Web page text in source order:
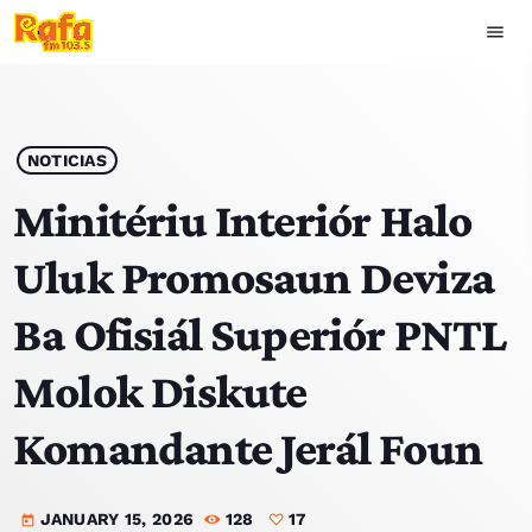
menu
play_arrow OUVIR RAFA
HOME
NOTISIA
EKIPA
TOP 15
PODCAST SIRA
NOTICIAS
Minitériu Interiór Halo
Uluk Promosaun Deviza
Ba Ofisiál Superiór PNTL
Molok Diskute
Komandante Jerál Foun
today JANUARY 15, 2026 128 17